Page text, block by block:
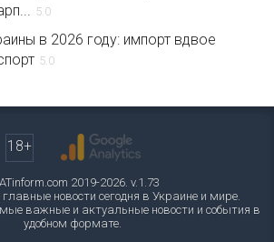
5.0
в 2026 году: импорт вдвое
5.0
18+
2019-2026. v.1.73
новости сегодня в Украине и мире.
важные и актуальные новости и события в
удобном формате.